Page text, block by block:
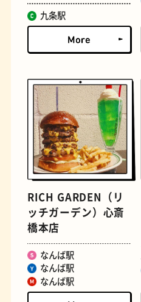
文房具
九条駅
RICH GARDEN（リ
ッチガーデン）心斎
橋本店
なんば駅
なんば駅
なんば駅